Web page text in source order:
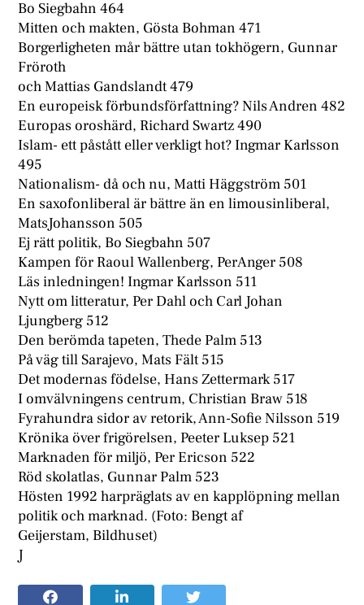
Bo Siegbahn 464
Mitten och makten, Gösta Bohman 471
Borgerligheten mår bättre utan tokhögern, Gunnar
Fröroth
och Mattias Gandslandt 479
En europeisk förbundsförfattning? Nils Andren 482
Europas oroshärd, Richard Swartz 490
Islam- ett påstått eller verkligt hot? Ingmar Karlsson
495
Nationalism- då och nu, Matti Häggström 501
En saxofonliberal är bättre än en limousinliberal,
MatsJohansson 505
Ej rätt politik, Bo Siegbahn 507
Kampen för Raoul Wallenberg, PerAnger 508
Läs inledningen! Ingmar Karlsson 511
Nytt om litteratur, Per Dahl och Carl Johan
Ljungberg 512
Den berömda tapeten, Thede Palm 513
På väg till Sarajevo, Mats Fält 515
Det modernas födelse, Hans Zettermark 517
I omvälvningens centrum, Christian Braw 518
Fyrahundra sidor av retorik, Ann-Sofie Nilsson 519
Krönika över frigörelsen, Peeter Luksep 521
Marknaden för miljö, Per Ericson 522
Röd skolatlas, Gunnar Palm 523
Hösten 1992 harpräglats av en kapplöpning mellan
politik och marknad. (Foto: Bengt af
Geijerstam, Bildhuset)
J